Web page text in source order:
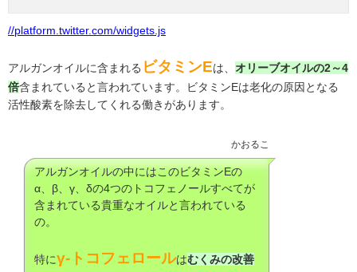
//platform.twitter.com/widgets.js
アルガンオイルに含まれる ビタミンEは、 オリーブオイルの2～4
倍含まれていると言われています。ビタミンEは老化の原因となる
活性酸素を除去してくれる働きがあります。
かおるこ
アルガンオイルの中にはこのビタミンEの
α、β、γ、δの4つのトコフェノールすべてが
含まれている貴重なオイルと言われている
の。
特にγ-トコフェロールはむくみの改善